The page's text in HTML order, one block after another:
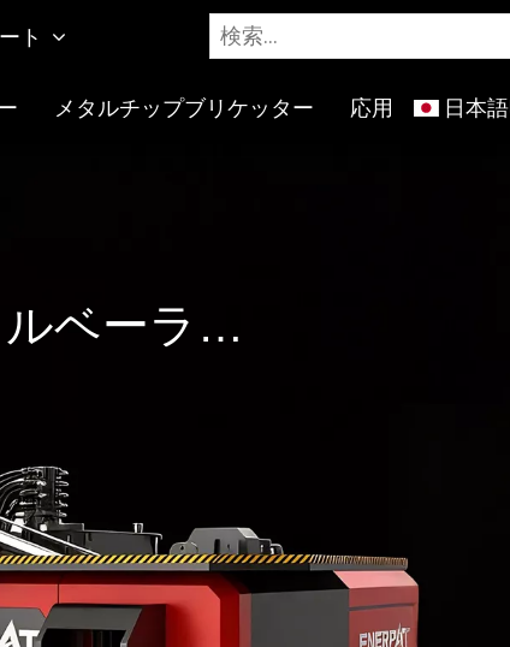
ト
メタルチップブリケッター 応用 日本語
ベーラー